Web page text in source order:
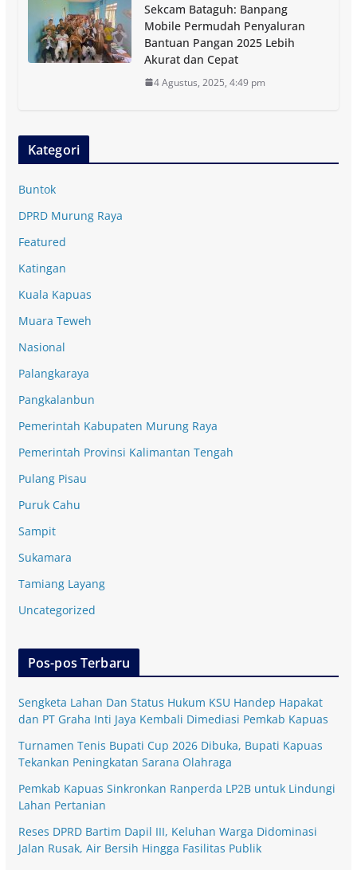
Sekcam Bataguh: Banpang
Mobile Permudah Penyaluran
Bantuan Pangan 2025 Lebih
Akurat dan Cepat
4 Agustus, 2025, 4:49 pm
Kategori
Buntok
DPRD Murung Raya
Featured
Katingan
Kuala Kapuas
Muara Teweh
Nasional
Palangkaraya
Pangkalanbun
Pemerintah Kabupaten Murung Raya
Pemerintah Provinsi Kalimantan Tengah
Pulang Pisau
Puruk Cahu
Sampit
Sukamara
Tamiang Layang
Uncategorized
Pos-pos Terbaru
Sengketa Lahan Dan Status Hukum KSU Handep Hapakat
dan PT Graha Inti Jaya Kembali Dimediasi Pemkab Kapuas
Turnamen Tenis Bupati Cup 2026 Dibuka, Bupati Kapuas
Tekankan Peningkatan Sarana Olahraga
Pemkab Kapuas Sinkronkan Ranperda LP2B untuk Lindungi
Lahan Pertanian
Reses DPRD Bartim Dapil III, Keluhan Warga Didominasi
Jalan Rusak, Air Bersih Hingga Fasilitas Publik